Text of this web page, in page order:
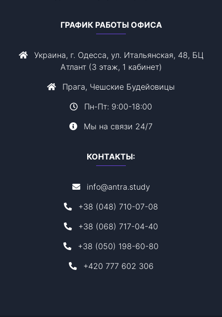
ГРАФИК РАБОТЫ ОФИСА
Украина, г. Одесса, ул. Итальянская, 48, БЦ
Атлант (3 этаж, 1 кабинет)
Прага, Чешские Будейовицы
Пн-Пт: 9:00-18:00
Мы на связи 24/7
КОНТАКТЫ:
info@antra.study
+38 (048) 710-07-08
+38 (068) 717-04-40
+38 (050) 198-60-80
+420 777 602 306